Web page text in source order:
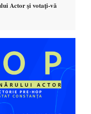
Actor şi votaţi-vă